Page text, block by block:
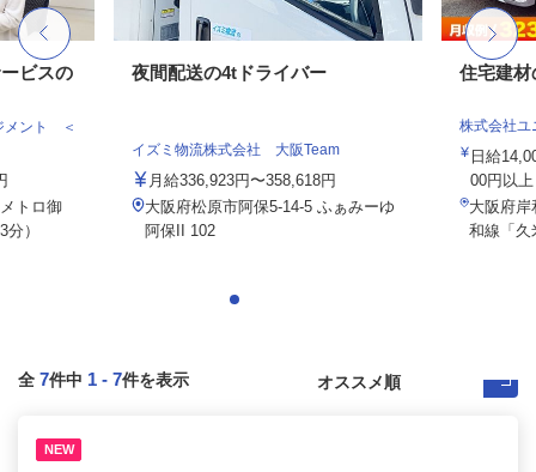
ビスの
メント ＜
トロ御
）
夜間配送の4tドライバー
イズミ物流株式会社 大阪Team
月給336,923円〜358,618円
大阪府松原市阿保5-14-5 ふぁみーゆ
阿保II 102
住宅建
株式会社ユ
日給
00円以
大阪府岸
和線「久
全 7件中 1 - 7件を表示
NEW